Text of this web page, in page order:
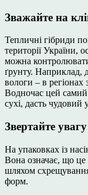
Зважайте на
Тепличні гібриди
території України,
можна
ґрунту. Наприклад,
вологи – в
Водночас цей самий
сухі, дасть чудовий
Звертайте
На упаковках із
Вона означає, що
шляхом
форм.